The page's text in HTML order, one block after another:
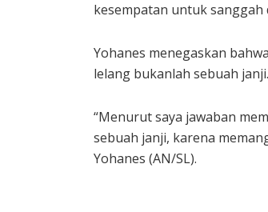
kesempatan untuk
Yohanes menegaskan
lelang bukanlah sebuah janji.
“Menurut saya jawaban
sebuah janji, karena
Yohanes (AN/SL).